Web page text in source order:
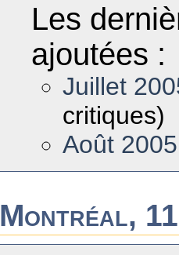
Les
ajoutées :
Juillet
critiques)
Août 2005
Montréal, 11